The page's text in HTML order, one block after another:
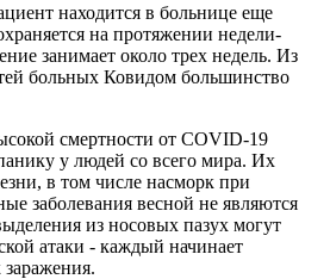
находится в больнице еще
на протяжении недели-
занимает около трех недель. Из
больных Ковидом большинство
смертности от COVID-19
у людей со всего мира. Их
в том числе насморк при
заболевания весной не являются
из носовых пазух могут
атаки - каждый начинает
заражения.